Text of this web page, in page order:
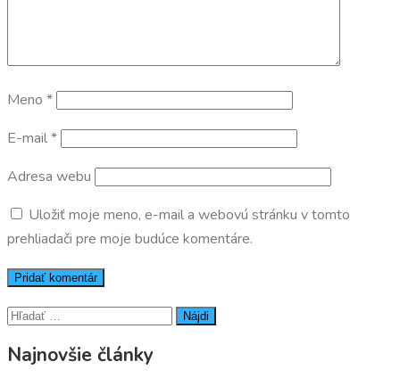
Meno *
E-mail*
Adresa webu
Uložiť moje meno, e-mail a webovú stránku v tomto
prehliadači pre moje budúce komentáre.
Hľadať:
Najnovšie články